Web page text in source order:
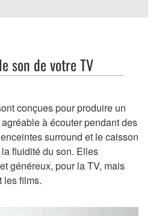
son de votre TV
conçues pour produire un
à écouter pendant des
surround et le caisson
fluidité du son. Elles
généreux, pour la TV, mais
les films.